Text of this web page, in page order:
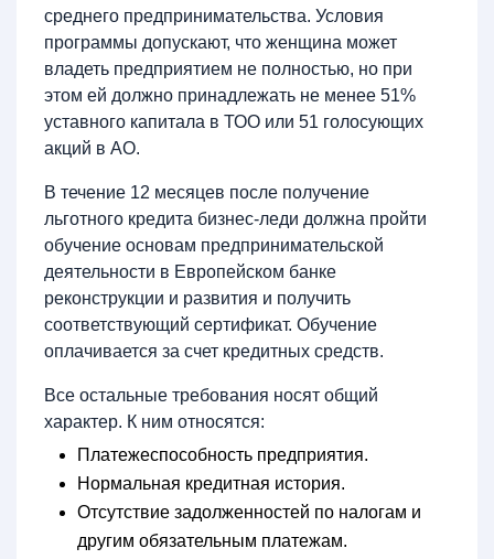
среднего предпринимательства. Условия
программы допускают, что женщина может
владеть предприятием не полностью, но при
этом ей должно принадлежать не менее 51%
уставного капитала в ТОО или 51 голосующих
акций в АО.
В течение 12 месяцев после получение
льготного кредита бизнес-леди должна пройти
обучение основам предпринимательской
деятельности в Европейском банке
реконструкции и развития и получить
соответствующий сертификат. Обучение
оплачивается за счет кредитных средств.
Все остальные требования носят общий
характер. К ним относятся:
Платежеспособность предприятия.
Нормальная кредитная история.
Отсутствие задолженностей по налогам и
другим обязательным платежам.